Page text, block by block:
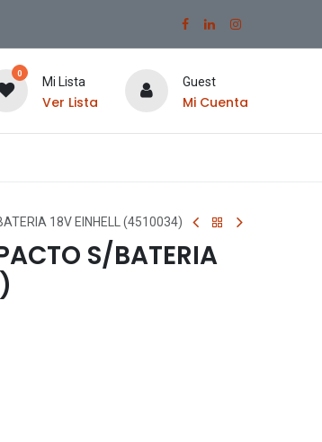
0
Mi Lista
Ver Lista
Guest
Mi Cuenta
18V EINHELL (4510034)
S/BATERIA